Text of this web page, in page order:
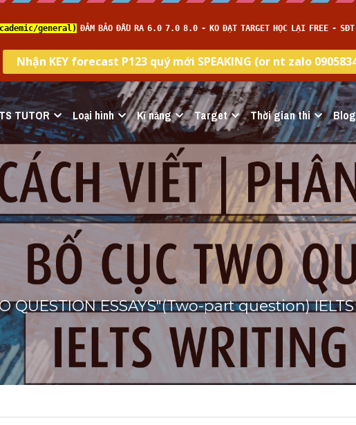
TUTOR Loại hình Kĩ năng Target Thời gian thi Blog
QUESTION ESSAYS"(Two-part question) IELTS